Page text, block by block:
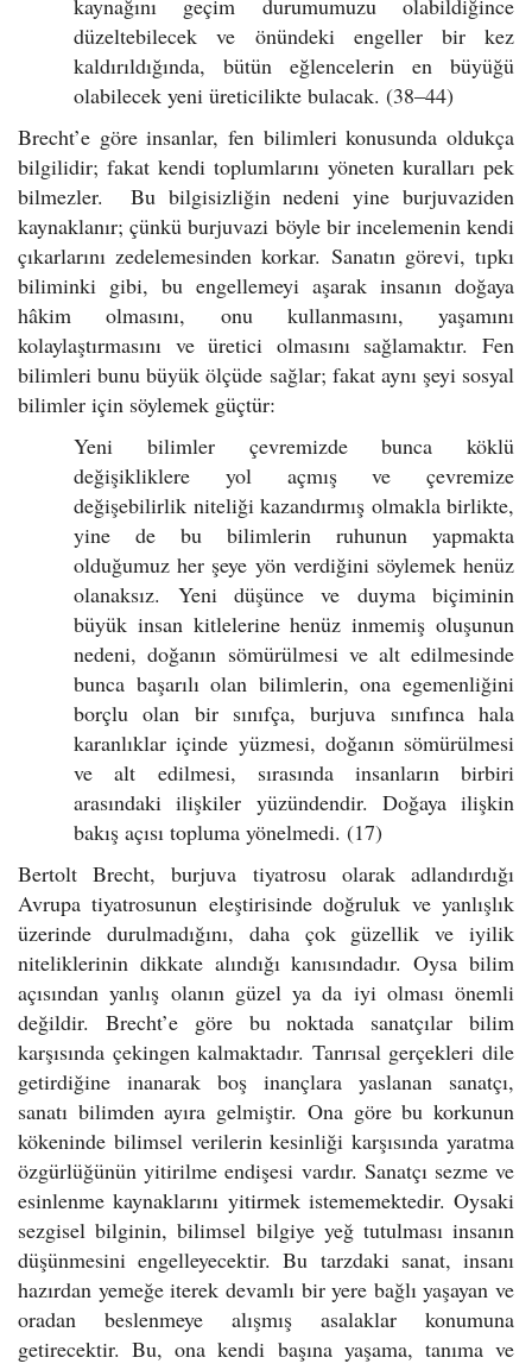
kaynağını geçim durumumuzu olabildiğince
düzeltebilecek ve önündeki engeller bir kez
kaldırıldığında, bütün eğlencelerin en büyüğü
olabilecek yeni üreticilikte bulacak. (38–44)
Brecht’e göre insanlar, fen bilimleri konusunda oldukça
bilgilidir; fakat kendi toplumlarını yöneten kuralları pek
bilmezler. Bu bilgisizliğin nedeni yine burjuvaziden
kaynaklanır; çünkü burjuvazi böyle bir incelemenin kendi
çıkarlarını zedelemesinden korkar. Sanatın görevi, tıpkı
biliminki gibi, bu engellemeyi aşarak insanın doğaya
hâkim olmasını, onu kullanmasını, yaşamını
kolaylaştırmasını ve üretici olmasını sağlamaktır. Fen
bilimleri bunu büyük ölçüde sağlar; fakat aynı şeyi sosyal
bilimler için söylemek güçtür:
Yeni bilimler çevremizde bunca köklü
değişikliklere yol açmış ve çevremize
değişebilirlik niteliği kazandırmış olmakla birlikte,
yine de bu bilimlerin ruhunun yapmakta
olduğumuz her şeye yön verdiğini söylemek henüz
olanaksız. Yeni düşünce ve duyma biçiminin
büyük insan kitlelerine henüz inmemiş oluşunun
nedeni, doğanın sömürülmesi ve alt edilmesinde
bunca başarılı olan bilimlerin, ona egemenliğini
borçlu olan bir sınıfça, burjuva sınıfınca hala
karanlıklar içinde yüzmesi, doğanın sömürülmesi
ve alt edilmesi, sırasında insanların birbiri
arasındaki ilişkiler yüzündendir. Doğaya ilişkin
bakış açısı topluma yönelmedi. (17)
Bertolt Brecht, burjuva tiyatrosu olarak adlandırdığı
Avrupa tiyatrosunun eleştirisinde doğruluk ve yanlışlık
üzerinde durulmadığını, daha çok güzellik ve iyilik
niteliklerinin dikkate alındığı kanısındadır. Oysa bilim
açısından yanlış olanın güzel ya da iyi olması önemli
değildir. Brecht’e göre bu noktada sanatçılar bilim
karşısında çekingen kalmaktadır. Tanrısal gerçekleri dile
getirdiğine inanarak boş inançlara yaslanan sanatçı,
sanatı bilimden ayıra gelmiştir. Ona göre bu korkunun
kökeninde bilimsel verilerin kesinliği karşısında yaratma
özgürlüğünün yitirilme endişesi vardır. Sanatçı sezme ve
esinlenme kaynaklarını yitirmek istememektedir. Oysaki
sezgisel bilginin, bilimsel bilgiye yeğ tutulması insanın
düşünmesini engelleyecektir. Bu tarzdaki sanat, insanı
hazırdan yemeğe iterek devamlı bir yere bağlı yaşayan ve
oradan beslenmeye alışmış asalaklar konumuna
getirecektir. Bu, ona kendi başına yaşama, tanıma ve